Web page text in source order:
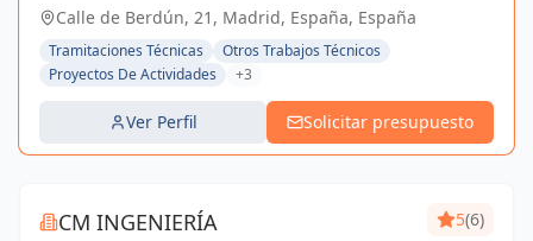
Nueva.
Calle de Berdún, 21, Madrid, España, España
Tramitaciones Técnicas
Otros Trabajos Técnicos
Proyectos De Actividades
+3
Ver Perfil Solicitar presupuesto
CM INGENIERÍA 5(6)